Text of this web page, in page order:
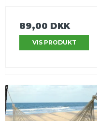
89,00 DKK
VIS PRODUKT